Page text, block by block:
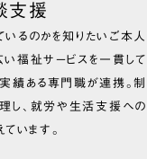
支援
るのかを知りたいご本人
福祉サービスを一貫して
績ある専門職が連携。制
し、就労や生活支援への
います。